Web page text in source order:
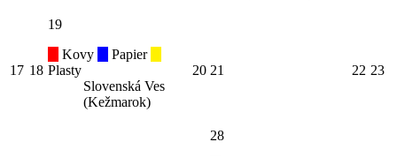
17 18
19
Kovy
Papier
Plasty
Slovenská Ves
(Kežmarok)
20 21 22 23
28